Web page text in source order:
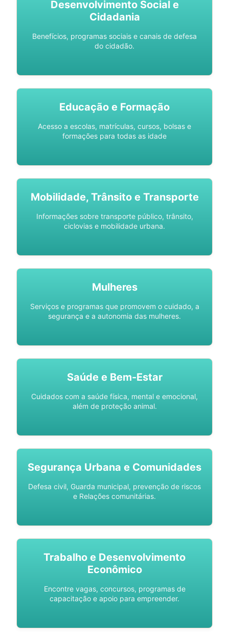
Desenvolvimento Social e
Cidadania
Benefícios, programas sociais e canais de defesa
do cidadão.
Educação e Formação
Acesso a escolas, matrículas, cursos, bolsas e
formações para todas as idade
Mobilidade, Trânsito e Transporte
Informações sobre transporte público, trânsito,
ciclovias e mobilidade urbana.
Mulheres
Serviços e programas que promovem o cuidado, a
segurança e a autonomia das mulheres.
Saúde e Bem-Estar
Cuidados com a saúde física, mental e emocional,
além de proteção animal.
Segurança Urbana e Comunidades
Defesa civil, Guarda municipal, prevenção de riscos
e Relações comunitárias.
Trabalho e Desenvolvimento
Econômico
Encontre vagas, concursos, programas de
capacitação e apoio para empreender.